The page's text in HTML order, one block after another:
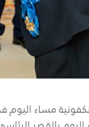
مساء